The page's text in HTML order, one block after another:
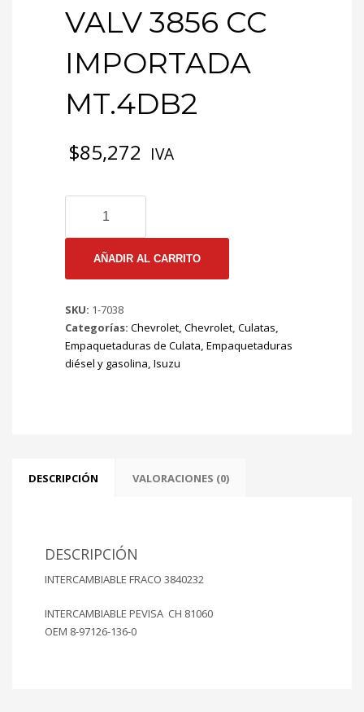
VALV 3856 CC
IMPORTADA
MT.4DB2
$85,272 IVA
EMP
CULATA
ISUZU
4BD1-
T
4BD2-
T
3856
AÑADIR AL CARRITO
SKU: 1-7038
Categorías: Chevrolet, Chevrolet, Culatas,
Empaquetaduras de Culata, Empaquetaduras
diésel y gasolina, Isuzu
DESCRIPCIÓN VALORACIONES (0)
DESCRIPCIÓN
INTERCAMBIABLE FRACO 3840232
INTERCAMBIABLE PEVISA CH 81060
OEM 8-97126-136-0